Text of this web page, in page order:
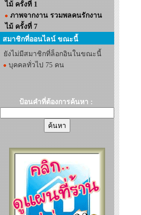
ไม้ ครั้งที่ 1
ภาพจากงาน รวมพลคนรักงาน
ไม้ ครั้งที่ 7
สมาชิกที่ออนไลน์ ขณะนี้
ยังไม่มีสมาชิกที่ล็อกอินในขณะนี้
บุคคลทั่วไป 75 คน
ป้อนคำที่ต้องการค้นหา :